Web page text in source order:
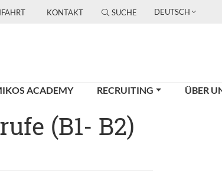
KONTAKT SUCHE DEUTSCH
ACADEMY RECRUITING ÜBER
(B1- B2)